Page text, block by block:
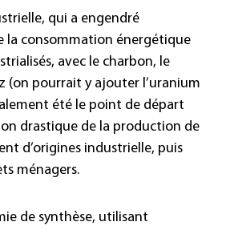
qui a engendré
la consommation énergétique
avec le charbon, le
(on pourrait y ajouter l’uranium
été le point de départ
drastique de la production de
d’origines industrielle, puis
ménagers.
de synthèse, utilisant